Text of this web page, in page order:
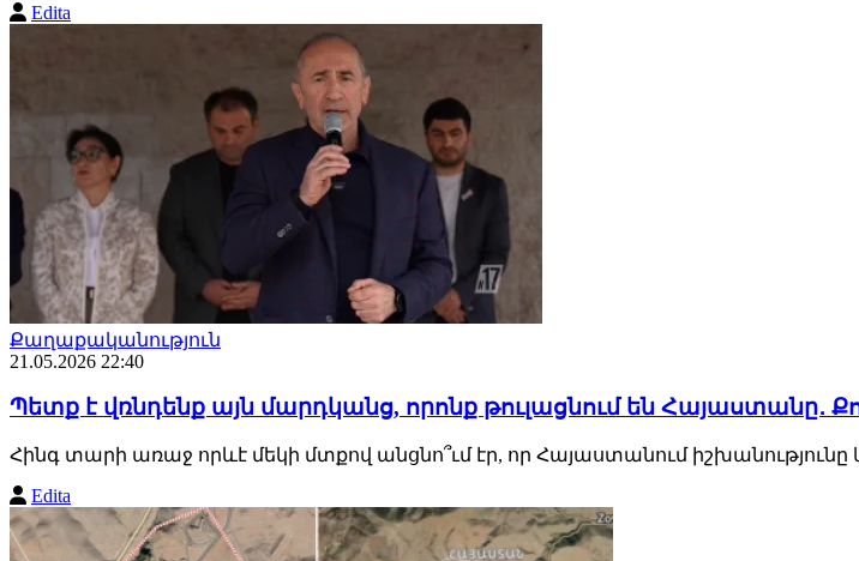
Edita
Քաղաքականություն
21.05.2026 22:40
Պետք է վռնդենք այն մարդկանց, որոնք թուլացնում են Հայաստանը․
Հինգ տարի առաջ որևէ մեկի մտքով անցնո՞ւմ էր, որ Հայաստանում իշխանությունը
Edita